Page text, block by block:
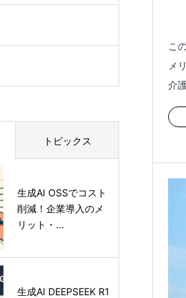
こ
メ
介
トピックス
生成AI OSSでコスト
削減！企業導入のメ
リット・...
生成AI DEEPSEEK R1